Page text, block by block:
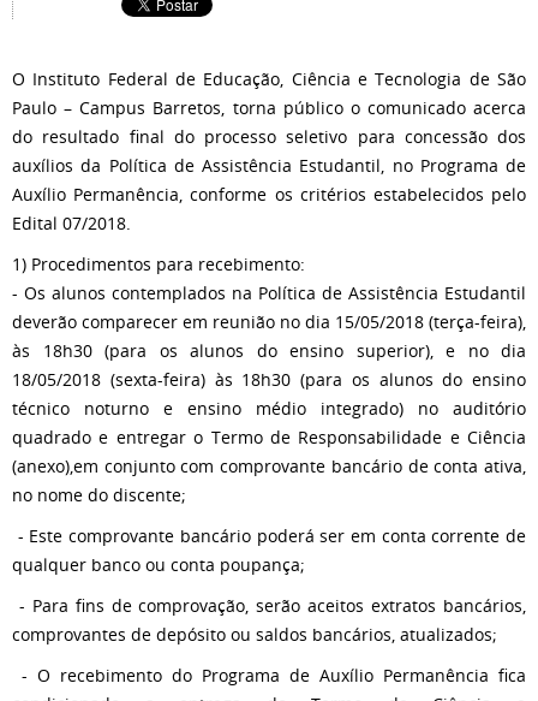
O Instituto Federal de Educação, Ciência e Tecnologia de São
Paulo – Campus Barretos, torna público o comunicado acerca
do resultado final do processo seletivo para concessão dos
auxílios da Política de Assistência Estudantil, no Programa de
Auxílio Permanência, conforme os critérios estabelecidos pelo
Edital 07/2018.
1) Procedimentos para recebimento:
- Os alunos contemplados na Política de Assistência Estudantil
deverão comparecer em reunião no dia 15/05/2018 (terça-feira),
às 18h30 (para os alunos do ensino superior), e no dia
18/05/2018 (sexta-feira) às 18h30 (para os alunos do ensino
técnico noturno e ensino médio integrado) no auditório
quadrado e entregar o Termo de Responsabilidade e Ciência
(anexo),em conjunto com comprovante bancário de conta ativa,
no nome do discente;
- Este comprovante bancário poderá ser em conta corrente de
qualquer banco ou conta poupança;
- Para fins de comprovação, serão aceitos extratos bancários,
comprovantes de depósito ou saldos bancários, atualizados;
- O recebimento do Programa de Auxílio Permanência fica